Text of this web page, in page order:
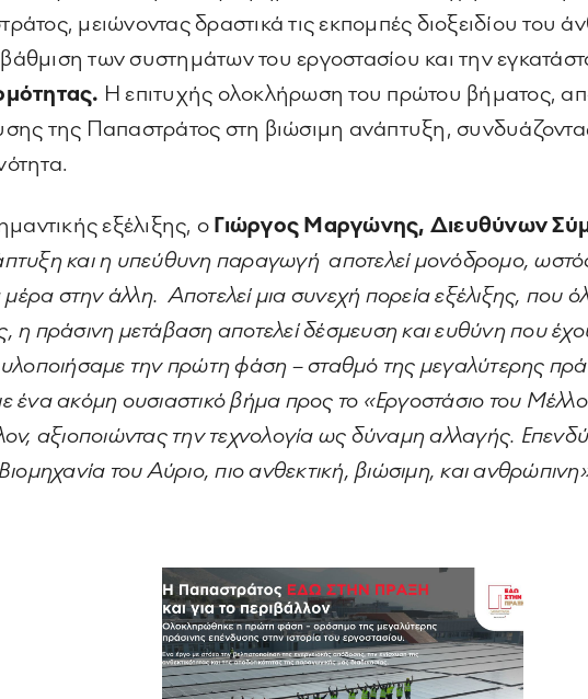
μειώνοντας δραστικά τις εκπομπές διοξειδίου του
των συστημάτων του εργοστασίου και την
Η επιτυχής ολοκλήρωση του πρώτου βήματος,
της Παπαστράτος στη βιώσιμη ανάπτυξη,
εξέλιξης, ο Γιώργος Μαργώνης, Διευθύνων
και η υπεύθυνη παραγωγή αποτελεί μονόδρομο,
μέρα στην άλλη. Αποτελεί μια συνεχή πορεία εξέλιξης, που
πράσινη μετάβαση αποτελεί δέσμευση και ευθύνη που
υλοποιήσαμε την πρώτη φάση – σταθμό της μεγαλύτερης
ένα ακόμη ουσιαστικό βήμα προς το «Εργοστάσιο του
αξιοποιώντας την τεχνολογία ως δύναμη αλλαγής.
του Αύριο, πιο ανθεκτική, βιώσιμη, και